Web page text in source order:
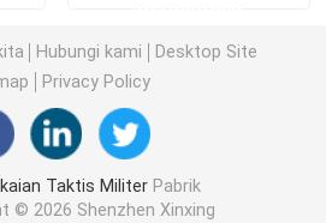
Ruangan Taktis
Hubungi kami
Desktop Site
Privacy Policy
Taktis Militer Pabrik
© 2026 Shenzhen Xinxing